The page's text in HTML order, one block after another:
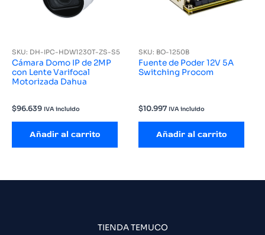
SKU: DH-IPC-HDW1230T-ZS-S5
Cámara Domo IP de 2MP
con Lente Varifocal
Motorizada Dahua
$96.639 IVA incluido
Añadir al carrito
SKU: BO-1250B
Fuente de Poder 12V 5A
Switching Procom
$10.997 IVA incluido
Añadir al carrito
TIENDA TEMUCO